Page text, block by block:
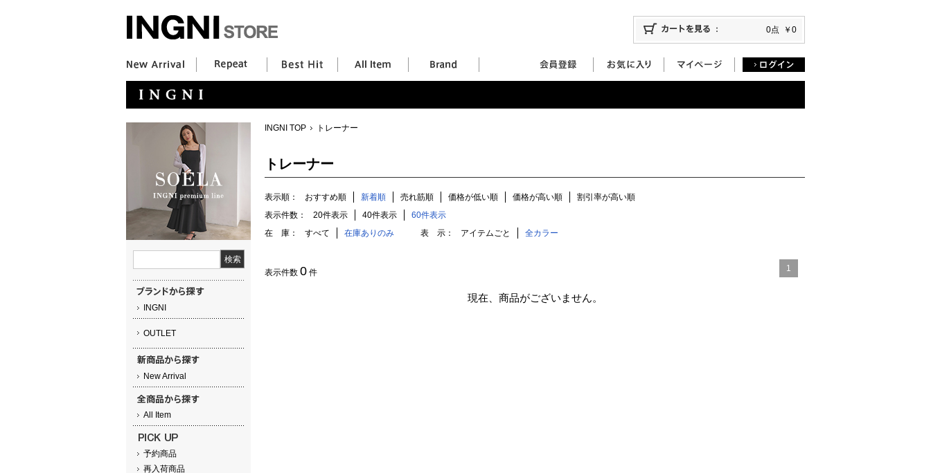
0点 ￥0
INGNI
OUTLET
New Arrival
All Item
予約商品
再入荷商品
INGNI TOP トレーナー
トレーナー
表示順： おすすめ順 新着順 売れ筋順 価格が低い順 価格が高い順
割引率が高い順
表示件数：
20件表示 40件表示
60件表示
在 庫：
すべて 在庫ありのみ 表 示： アイテムごと 全カラー
表示件数 0 件 1
現在、商品がございません。